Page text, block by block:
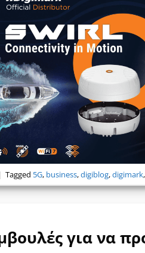
Tagged 5G, business,digiblog,digimark,
για να